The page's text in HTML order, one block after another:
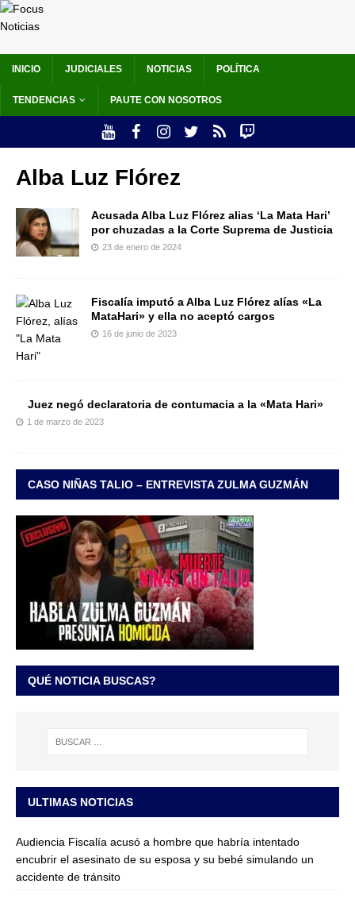
INICIO JUDICIALES NOTICIAS POLÍTICA
TENDENCIAS PAUTE CON NOSOTROS
Alba Luz Flórez
Acusada Alba Luz Flórez alias ‘La Mata Hari’
por chuzadas a la Corte Suprema de Justicia
23 de enero de 2024
Fiscalía imputó a Alba Luz Flórez alías «La
MataHari» y ella no aceptó cargos
16 de junio de 2023
Juez negó declaratoria de contumacia a la «Mata Hari»
1 de marzo de 2023
CASO NIÑAS TALIO – ENTREVISTA ZULMA GUZMÁN
QUÉ NOTICIA BUSCAS?
ULTIMAS NOTICIAS
Audiencia Fiscalía acusó a hombre que habría intentado
encubrir el asesinato de su esposa y su bebé simulando un
accidente de tránsito